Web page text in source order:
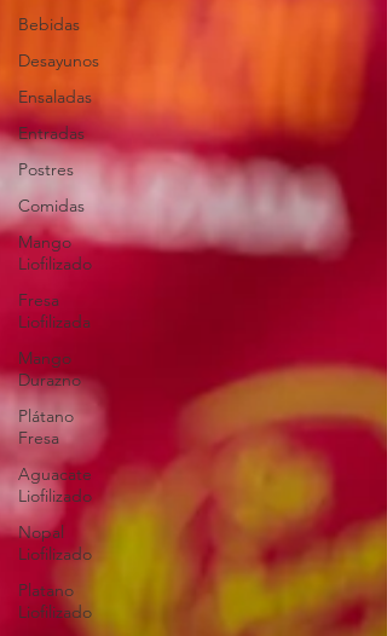
Bebidas
Desayunos
Ensaladas
Entradas
Postres
Comidas
Mango
Liofilizado
Fresa
Liofilizada
Mango
Durazno
Plátano
Fresa
Aguacate
Liofilizado
Nopal
Liofilizado
Platano
Liofilizado